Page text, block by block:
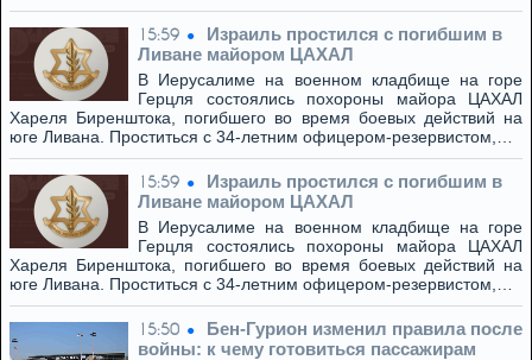
15:59
Израиль простился с погибшим в
Ливане майором ЦАХАЛ
В Иерусалиме на военном кладбище на горе
Герцля состоялись похороны майора ЦАХАЛ
Хареля Биренштока, погибшего во время боевых действий на
юге Ливана. Проститься с 34-летним офицером-резервистом,…
15:59
Израиль простился с погибшим в
Ливане майором ЦАХАЛ
В Иерусалиме на военном кладбище на горе
Герцля состоялись похороны майора ЦАХАЛ
Хареля Биренштока, погибшего во время боевых действий на
юге Ливана. Проститься с 34-летним офицером-резервистом,…
15:50
Бен-Гурион изменил правила после
войны: к чему готовиться пассажирам